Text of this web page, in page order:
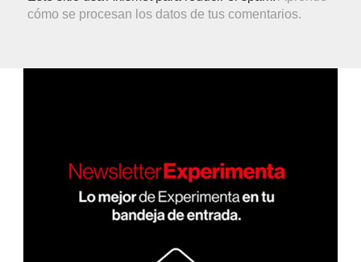
cómo se procesan los datos de tus comentarios.